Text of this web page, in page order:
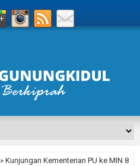
» Kunjungan Kementerian PU ke MIN 8